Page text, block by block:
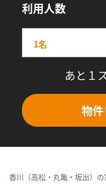
利用人数
あと１
物
香川（高松・丸亀・坂出）